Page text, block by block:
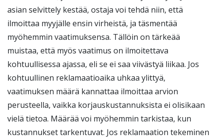
asian selvittely kestää, ostaja voi tehdä niin, että
ilmoittaa myyjälle ensin virheistä, ja täsmentää
myöhemmin vaatimuksensa. Tällöin on tärkeää
muistaa, että myös vaatimus on ilmoitettava
kohtuullisessa ajassa, eli se ei saa viivästyä liikaa. Jos
kohtuullinen reklamaatioaika uhkaa ylittyä,
vaatimuksen määrä kannattaa ilmoittaa arvion
perusteella, vaikka korjauskustannuksista ei olisikaan
vielä tietoa. Määrää voi myöhemmin tarkistaa, kun
kustannukset tarkentuvat. Jos reklamaation tekeminen